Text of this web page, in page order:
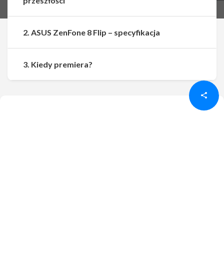
Udostępnij
2. ASUS ZenFone 8 Flip – specyfikacja
3. Kiedy premiera?